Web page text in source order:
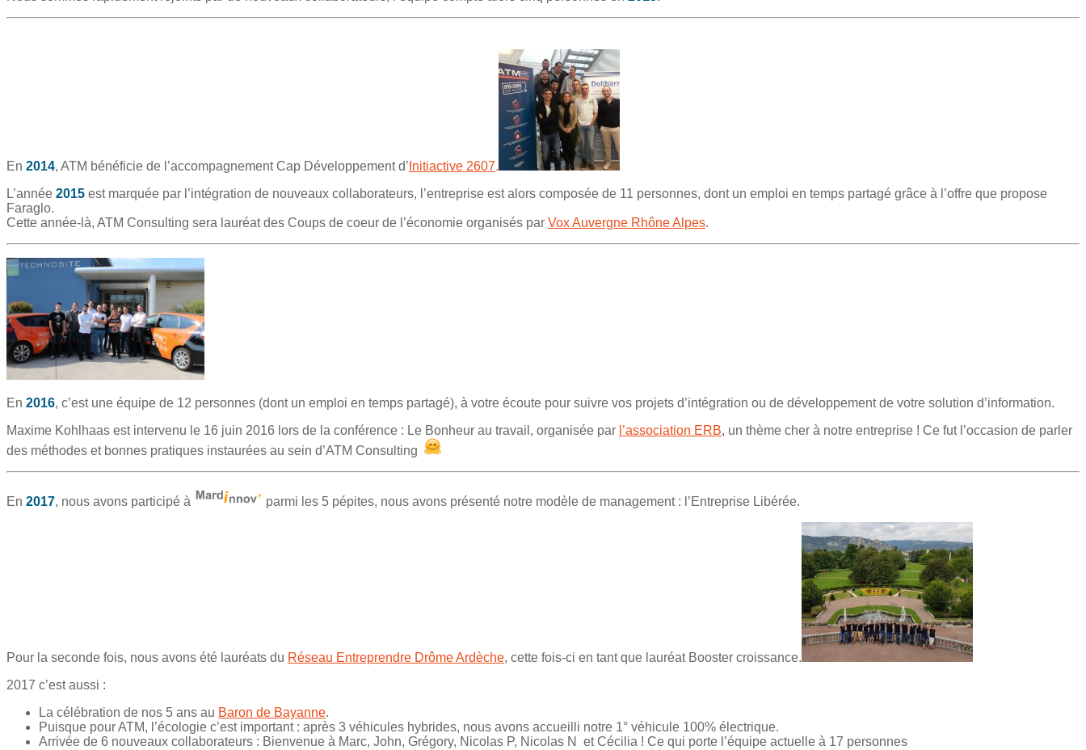
En 2014, ATM bénéficie de l’accompagnement Cap Développement d’ Initiactive 2607.
L’année 2015 est marquée par l’intégration de nouveaux collaborateurs, l’entreprise est alors composée de 11 personnes, dont un emploi en temps partagé grâce à l’offre que propose
Faraglo.
Cette année-là, ATM Consulting sera lauréat des Coups de coeur de l’économie organisés par Vox Auvergne Rhône Alpes.
En 2016, c’est une équipe de 12 personnes (dont un emploi en temps partagé), à votre écoute pour suivre vos projets d’intégration ou de développement de votre solution d’information.
Maxime Kohlhaas est intervenu le 16 juin 2016 lors de la conférence : Le Bonheur au travail, organisée par l’association ERB, un thème cher à notre entreprise ! Ce fut l’occasion de parler
des méthodes et bonnes pratiques instaurées au sein d’ATM Consulting
En 2017, nous avons participé à parmi les 5 pépites, nous avons présenté notre modèle de management : l’Entreprise Libérée.
Pour la seconde fois, nous avons été lauréats du Réseau Entreprendre Drôme Ardèche, cette fois-ci en tant que lauréat Booster croissance.
2017 c’est aussi :
La célébration de nos 5 ans au Baron de Bayanne.
Puisque pour ATM, l’écologie c’est important : après 3 véhicules hybrides, nous avons accueilli notre 1° véhicule 100% électrique.
Arrivée de 6 nouveaux collaborateurs : Bienvenue à Marc, John, Grégory, Nicolas P, Nicolas N et Cécilia ! Ce qui porte l’équipe actuelle à 17 personnes